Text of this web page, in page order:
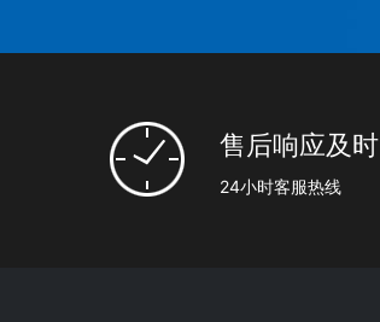
售后响应及时
24小时客服热线